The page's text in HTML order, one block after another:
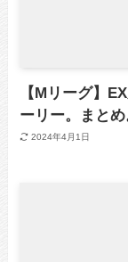
【Mリーグ】
ーリー。まとめ
2024年4月1日